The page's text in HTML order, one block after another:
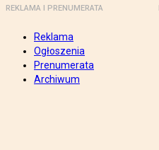
REKLAMA I PRENUMERATA
Reklama
Ogłoszenia
Prenumerata
Archiwum